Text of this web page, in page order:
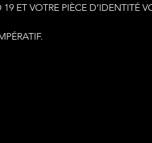
ET VOTRE PIÈCE D’IDENTITÉ